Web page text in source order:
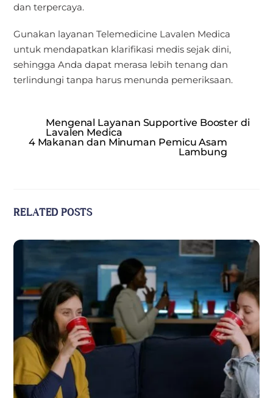
dan terpercaya.
Gunakan layanan Telemedicine Lavalen Medica
untuk mendapatkan klarifikasi medis sejak dini,
sehingga Anda dapat merasa lebih tenang dan
terlindungi tanpa harus menunda pemeriksaan.
Mengenal Layanan Supportive Booster di
Lavalen Medica
4 Makanan dan Minuman Pemicu Asam
Lambung
RELATED POSTS